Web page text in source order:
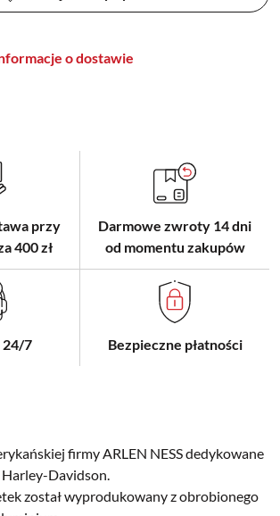
o dostawie
przy
400 zł
Darmowe zwroty 14 dni
od momentu zakupów
24/7 Bezpieczne płatności
firmy ARLEN NESS dedykowane
Davidson.
został wyprodukowany z obrobionego